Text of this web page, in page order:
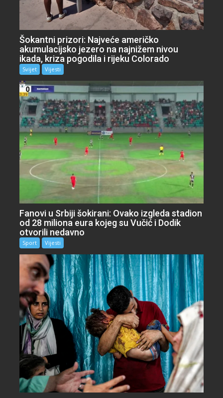
Šokantni prizori: Najveće američko
akumulacijsko jezero na najnižem nivou
ikada, kriza pogodila i rijeku Colorado
Svijet Vijesti
Fanovi u Srbiji šokirani: Ovako izgleda stadion
od 28 miliona eura kojeg su Vučić i Dodik
otvorili nedavno
Sport Vijesti